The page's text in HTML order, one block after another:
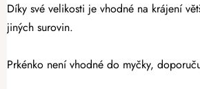
Díky své velikosti je vhodné na krájení
jiných surovin.
Prkénko není vhodné do myčky,